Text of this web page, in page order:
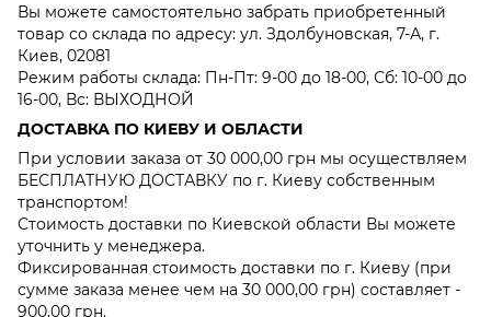
Вы можете самостоятельно забрать приобретенный
товар со склада по адресу: ул. Здолбуновская, 7-А, г.
Киев, 02081
Режим работы склада: Пн-Пт: 9-00 до 18-00, Сб: 10-00 до
16-00, Вс: ВЫХОДНОЙ
ДОСТАВКА ПО КИЕВУ И ОБЛАСТИ
При условии заказа от 30 000,00 грн мы осуществляем
БЕСПЛАТНУЮ ДОСТАВКУ по г. Киеву собственным
транспортом!
Стоимость доставки по Киевской области Вы можете
уточнить у менеджера.
Фиксированная стоимость доставки по г. Киеву (при
сумме заказа менее чем на 30 000,00 грн) составляет -
900,00 грн.